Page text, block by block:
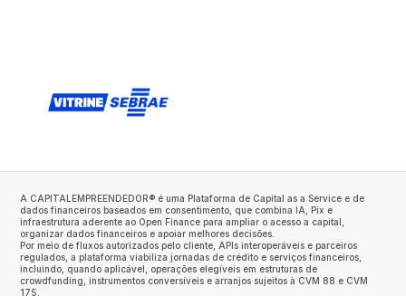
A CAPITALEMPREENDEDOR® é uma Plataforma de Capital as a Service e de
dados financeiros baseados em consentimento, que combina IA, Pix e
infraestrutura aderente ao Open Finance para ampliar o acesso a capital,
organizar dados financeiros e apoiar melhores decisões.
Por meio de fluxos autorizados pelo cliente, APIs interoperáveis e parceiros
regulados, a plataforma viabiliza jornadas de crédito e serviços financeiros,
incluindo, quando aplicável, operações elegíveis em estruturas de
crowdfunding, instrumentos conversíveis e arranjos sujeitos à CVM 88 e CVM
175.